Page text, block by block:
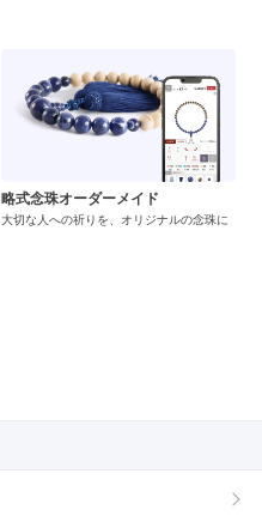
略式念珠オーダーメイド
大切な人への祈りを、オリジナルの念珠に